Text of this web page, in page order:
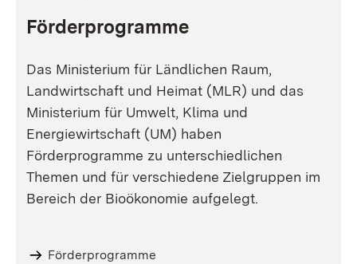
Förderprogramme
Das Ministerium für Ländlichen Raum,
Landwirtschaft und Heimat (MLR) und das
Ministerium für Umwelt, Klima und
Energiewirtschaft (UM) haben
Förderprogramme zu unterschiedlichen
Themen und für verschiedene Zielgruppen im
Bereich der Bioökonomie aufgelegt.
Förderprogramme